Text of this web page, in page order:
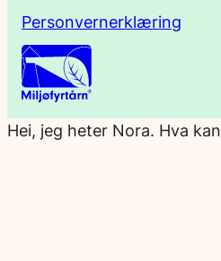
Personvernerklæring
Hei, jeg heter Nora. Hva